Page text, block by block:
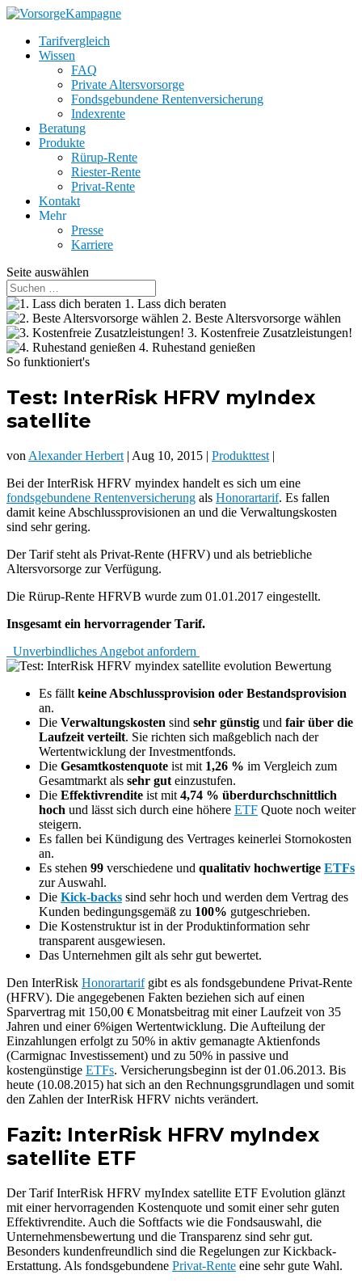
Tarifvergleich
Wissen
FAQ
Private Altersvorsorge
Fondsgebundene Rentenversicherung
Indexrente
Beratung
Produkte
Rürup-Rente
Riester-Rente
Privat-Rente
Kontakt
Mehr
Presse
Karriere
Seite auswählen
1. Lass dich beraten
2. Beste Altersvorsorge wählen
3. Kostenfreie Zusatzleistungen!
4. Ruhestand genießen
So funktioniert's
Test: InterRisk HFRV myIndex
satellite
von Alexander Herbert | Aug 10, 2015 | Produkttest |
Bei der InterRisk HFRV myindex handelt es sich um eine
fondsgebundene Rentenversicherung als Honorartarif. Es fallen
damit keine Abschlussprovisionen an und die Verwaltungskosten
sind sehr gering.
Der Tarif steht als Privat-Rente (HFRV) und als betriebliche
Altersvorsorge zur Verfügung.
Die Rürup-Rente HFRVB wurde zum 01.01.2017 eingestellt.
Insgesamt ein hervorragender Tarif.
Unverbindliches Angebot anfordern
Es fällt keine Abschlussprovision oder Bestandsprovision
an.
Die Verwaltungskosten sind sehr günstig und fair über die
Laufzeit verteilt. Sie richten sich maßgeblich nach der
Wertentwicklung der Investmentfonds.
Die Gesamtkostenquote ist mit 1,26 % im Vergleich zum
Gesamtmarkt als sehr gut einzustufen.
Die Effektivrendite ist mit 4,74 % überdurchschnittlich
hoch und lässt sich durch eine höhere ETF Quote noch weiter
steigern.
Es fallen bei Kündigung des Vertrages keinerlei Stornokosten
an.
Es stehen 99 verschiedene und qualitativ hochwertige ETFs
zur Auswahl.
Die Kick-backs sind sehr hoch und werden dem Vertrag des
Kunden bedingungsgemäß zu 100% gutgeschrieben.
Die Kostenstruktur ist in der Produktinformation sehr
transparent ausgewiesen.
Das Unternehmen gilt als sehr gut bewertet.
Den InterRisk Honorartarifgibt es als fondsgebundene Privat-Rente
(HFRV). Die angegebenen Fakten beziehen sich auf einen
Sparvertrag mit 150,00 € Monatsbeitrag mit einer Laufzeit von 35
Jahren und einer 6%igen Wertentwicklung. Die Aufteilung der
Einzahlungen erfolgt zu 50% in aktiv gemanagte Aktienfonds
(Carmignac Investissement) und zu 50% in passive und
kostengünstige ETFs. Versicherungsbeginn ist der 01.06.2013. Bis
heute (10.08.2015) hat sich an den Rechnungsgrundlagen und somit
den Zahlen der InterRisk HFRV nichts verändert.
Fazit: InterRisk HFRV myIndex
satellite ETF
Der Tarif InterRisk HFRV myIndex satellite ETF Evolution glänzt
mit einer hervorragenden Kostenquote und somit einer sehr guten
Effektivrendite. Auch die Softfacts wie die Fondsauswahl, die
Unternehmensbewertung und die Transparenz sind sehr gut.
Besonders kundenfreundlich sind die Regelungen zur Kickback-
Erstattung. Als fondsgebundene Privat-Rente eine sehr gute Wahl.